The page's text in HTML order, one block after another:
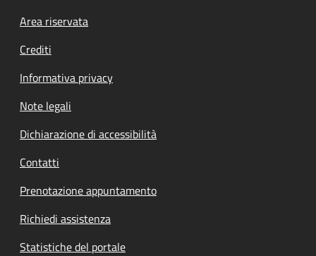
Footer menu
Area riservata
Crediti
Informativa privacy
Note legali
Dichiarazione di accessibilità
Contatti
Prenotazione appuntamento
Richiedi assistenza
Statistiche del portale